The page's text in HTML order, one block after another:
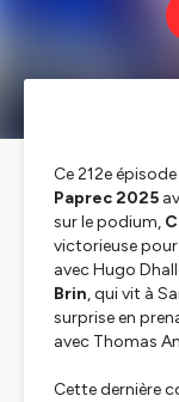
Ce 212e
Paprec 2025
sur le podium,
victorieuse
avec Hugo
Brin, qui vit à
surprise en
avec Thomas
Cette dernière